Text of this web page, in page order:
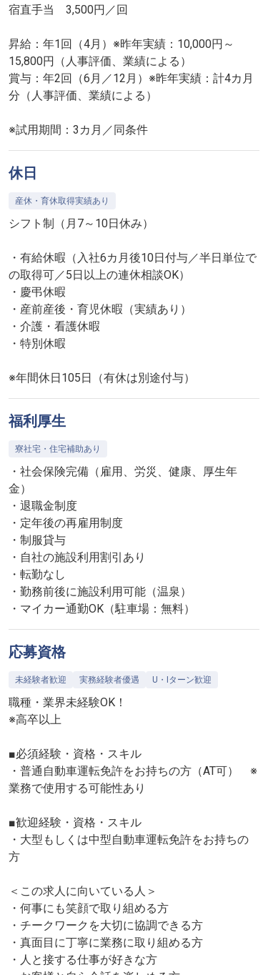
宿直手当 3,500円／回
昇給：年1回（4月）※昨年実績：10,000円～
15,800円（人事評価、業績による）
賞与：年2回（6月／12月）※昨年実績：計4カ月
分（人事評価、業績による）
※試用期間：3カ月／同条件
休日
産休・育休取得実績あり
シフト制（月7～10日休み）
・有給休暇（入社6カ月後10日付与／半日単位で
の取得可／5日以上の連休相談OK）
・慶弔休暇
・産前産後・育児休暇（実績あり）
・介護・看護休暇
・特別休暇
※年間休日105日（有休は別途付与）
福利厚生
寮社宅・住宅補助あり
・社会保険完備（雇用、労災、健康、厚生年
金）
・退職金制度
・定年後の再雇用制度
・制服貸与
・自社の施設利用割引あり
・転勤なし
・勤務前後に施設利用可能（温泉）
・マイカー通勤OK（駐車場：無料）
応募資格
未経験者歓迎 実務経験者優遇 U・Iターン歓迎
職種・業界未経験OK！
※高卒以上
■必須経験・資格・スキル
・普通自動車運転免許をお持ちの方（AT可） ※
業務で使用する可能性あり
■歓迎経験・資格・スキル
・大型もしくは中型自動車運転免許をお持ちの
方
＜この求人に向いている人＞
・何事にも笑顔で取り組める方
・チークワークを大切に協調できる方
・真面目に丁寧に業務に取り組める方
・人と接する仕事が好きな方